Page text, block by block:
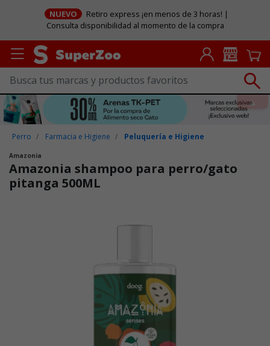
NUEVO
Retiro express ¡en menos de 3 horas! |
Consulta disponibilidad al momento de la compra
Perro Farmacia e Higiene Peluquería e Higiene
Amazonia
Amazonia shampoo para perro/gato
pitanga 500ML